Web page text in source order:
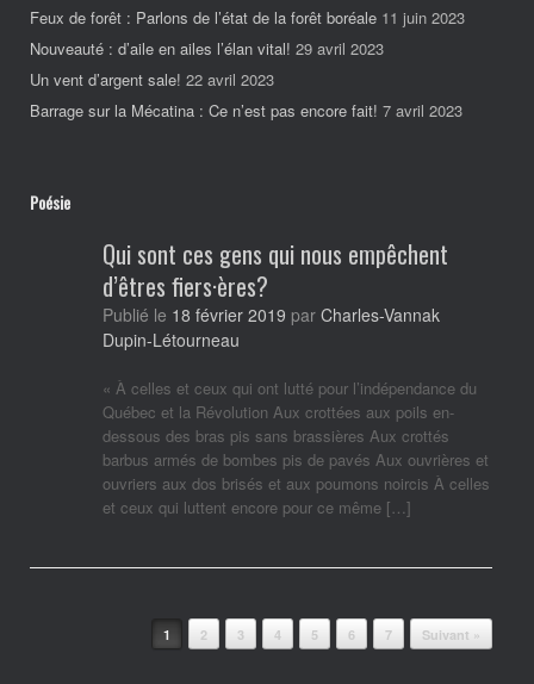
Feux de forêt : Parlons de l’état de la forêt boréale 11 juin 2023
Nouveauté : d’aile en ailes l’élan vital! 29 avril 2023
Un vent d’argent sale! 22 avril 2023
Barrage sur la Mécatina : Ce n’est pas encore fait! 7 avril 2023
Poésie
Qui sont ces gens qui nous empêchent
d’êtres fiers·ères?
Publié le 18 février 2019 par Charles-Vannak
Dupin-Létourneau
« À celles et ceux qui ont lutté pour l’indépendance du
Québec et la Révolution Aux crottées aux poils en-
dessous des bras pis sans brassières Aux crottés
barbus armés de bombes pis de pavés Aux ouvrières et
ouvriers aux dos brisés et aux poumons noircis À celles
et ceux qui luttent encore pour ce même […]
1 2 3 4 5 6 7 Suivant »